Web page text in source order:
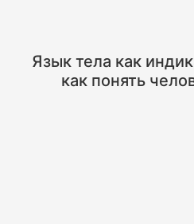
Язык тела как
как понять